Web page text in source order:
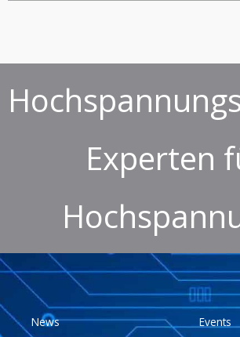
Experten
News Events